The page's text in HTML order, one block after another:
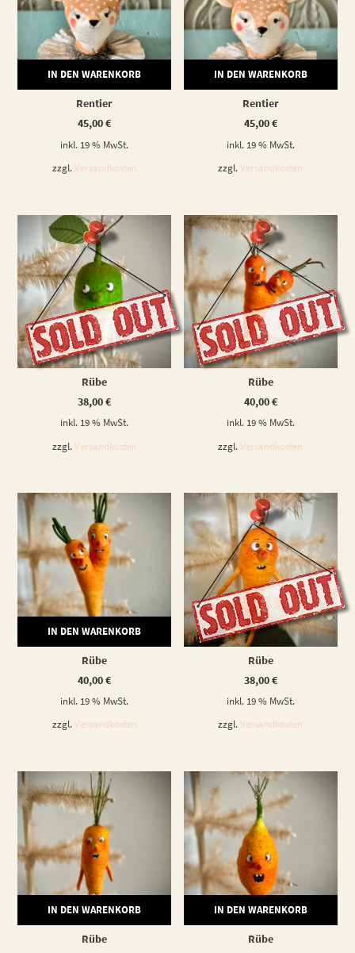
IN DEN WARENKORB
Rentier
45,00€
inkl. 19 % MwSt.
zzgl. Versandkosten
IN DEN WARENKORB
Rentier
45,00€
inkl. 19 % MwSt.
zzgl.Versandkosten
WEITERLESEN
Rübe
38,00€
inkl. 19 % MwSt.
zzgl. Versandkosten
WEITERLESEN
Rübe
40,00€
inkl. 19 % MwSt.
zzgl.Versandkosten
IN DEN WARENKORB
Rübe
40,00€
inkl. 19 % MwSt.
zzgl. Versandkosten
WEITERLESEN
Rübe
38,00€
inkl. 19 % MwSt.
zzgl.Versandkosten
IN DEN WARENKORB
Rübe
IN DEN WARENKORB
Rübe